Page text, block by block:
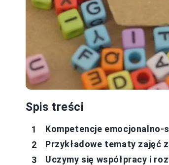
Spis treści
Kompetencje emocjonalno-
Przykładowe tematy zajęć
Uczymy się współpracy i